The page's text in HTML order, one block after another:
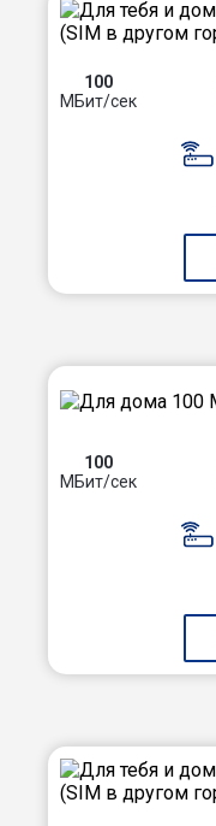
100
МБит/сек
100
МБит/сек